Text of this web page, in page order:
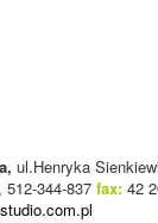
ul.Henryka
512-344-837 fax: 42